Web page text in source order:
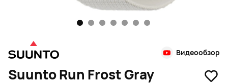
Видеообзор
Suunto Run Frost Gray
1 2 3 4 5 6 7